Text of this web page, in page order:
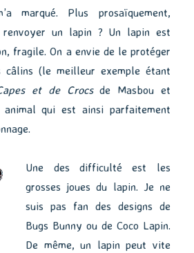
marqué. Plus prosaïquement,
renvoyer un lapin ? Un lapin est
fragile. On a envie de le protéger
(le meilleur exemple étant
et de Crocsde Masbou et
qui est ainsi parfaitement
Une des difficulté est les
grosses joues du lapin. Je ne
suis pas fan des designs de
Bugs Bunny ou de Coco Lapin.
De même, un lapin peut vite